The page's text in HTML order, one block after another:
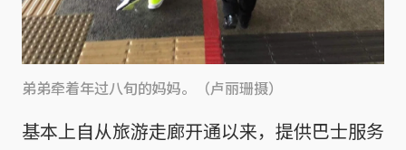
弟弟牵着年过八旬的妈妈。（卢丽珊摄）
基本上自从旅游走廊开通以来，提供巴士服务